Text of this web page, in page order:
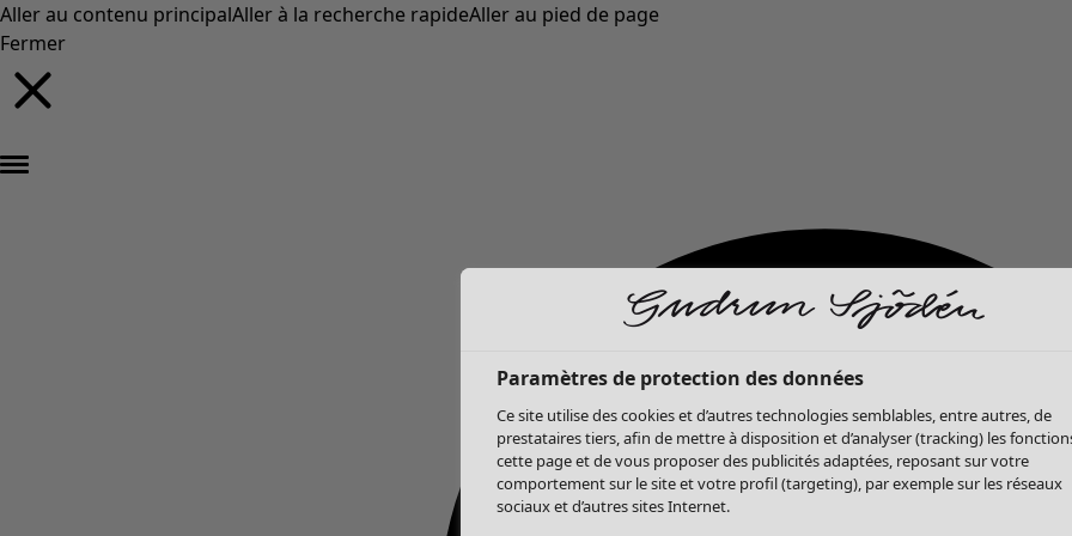
Aller au contenu principalAller à la recherche rapideAller au pied de page
Fermer
Paramètres de protection des données
Ce site utilise des cookies et d’autres technologies semblables, entre autres, de
prestataires tiers, afin de mettre à disposition et d’analyser (tracking) les
cette page et de vous proposer des publicités adaptées, reposant sur votre
comportement sur le site et votre profil (targeting), par exemple sur les réseaux
sociaux et d’autres sites Internet.